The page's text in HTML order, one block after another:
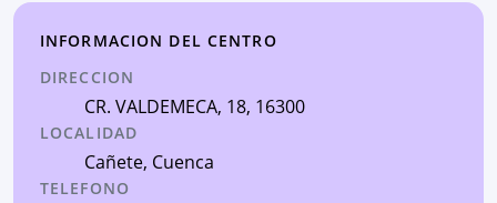
INFORMACION DEL CENTRO
DIRECCION
CR. VALDEMECA, 18, 16300
LOCALIDAD
Cañete, Cuenca
TELEFONO